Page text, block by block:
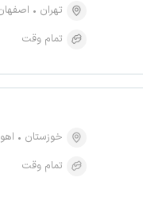
تهران
تمام وقت
خوزستان
تمام وقت